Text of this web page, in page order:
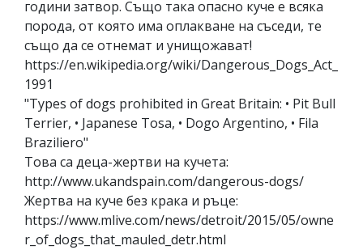
години затвор. Също така опасно куче е всяка
порода, от която има оплакване на съседи, те
също да се отнемат и унищожават!
https://en.wikipedia.org/wiki/Dangerous_Dogs_Act_
1991
"Types of dogs prohibited in Great Britain: • Pit Bull
Terrier, • Japanese Tosa, • Dogo Argentino, • Fila
Braziliero"
Това са деца-жертви на кучета:
http://www.ukandspain.com/dangerous-dogs/
Жертва на куче без крака и ръце:
https://www.mlive.com/news/detroit/2015/05/owne
r_of_dogs_that_mauled_detr.html